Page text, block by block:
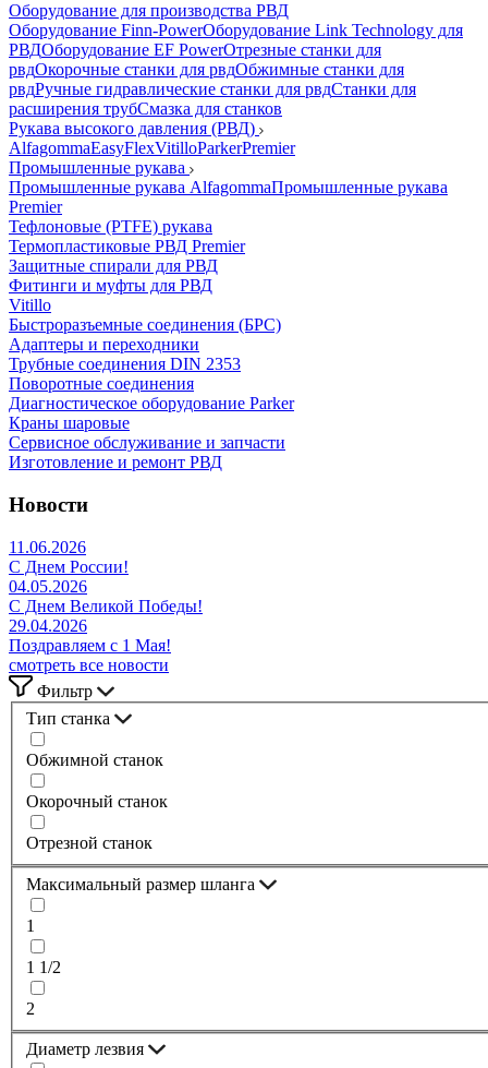
Оборудование для производства РВД
Оборудование Finn-PowerОборудование Link Technology для
РВДОборудование EF PowerОтрезные станки для
рвдОкорочные станки для рвдОбжимные станки для
рвдРучные гидравлические станки для рвдСтанки для
расширения трубСмазка для станков
Рукава высокого давления (РВД)
AlfagommaEasyFlexVitilloParkerPremier
Промышленные рукава
Промышленные рукава AlfagommaПромышленные рукава
Premier
Тефлоновые (PTFE) рукава
Термопластиковые РВД Premier
Защитные спирали для РВД
Фитинги и муфты для РВД
Vitillo
Быстроразъемные соединения (БРС)
Адаптеры и переходники
Трубные соединения DIN 2353
Поворотные соединения
Диагностическое оборудование Parker
Краны шаровые
Сервисное обслуживание и запчасти
Изготовление и ремонт РВД
Новости
11.06.2026
С Днем России!
04.05.2026
С Днем Великой Победы!
29.04.2026
Поздравляем с 1 Мая!
смотреть все новости
Фильтр
Тип станка
Обжимной станок
Окорочный станок
Отрезной станок
Максимальный размер шланга
1
1 1/2
2
Диаметр лезвия